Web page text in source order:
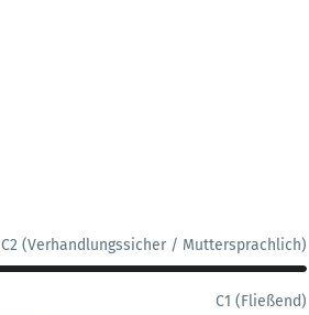
C2 (Verhandlungssicher / Muttersprachlich)
C1 (Fließend)